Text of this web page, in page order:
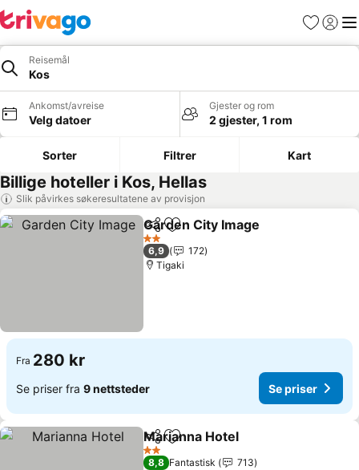
Favoritter
Logg
Reisemål
Kos
Ankomst/avreise
Velg datoer
Gjester og rom
2 gjester, 1 rom
Sorter Filtrer Kart
Billige hoteller i Kos, Hellas
Slik påvirkes søkeresultatene av provisjon
Del Legg til i favoritter
Garden City Image
2 Stjerner
6,9
172
Tigaki
Fra 280 kr
Se priser fra 9 nettsteder Se priser
Del Legg til i favoritter
Marianna Hotel
2 Stjerner
8,8 Fantastisk
713